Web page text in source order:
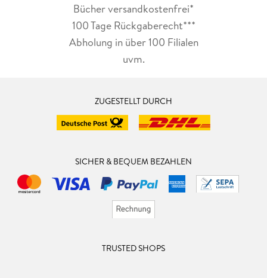
Bücher versandkostenfrei*
100 Tage Rückgaberecht***
Abholung in über 100 Filialen
uvm.
ZUGESTELLT DURCH
SICHER & BEQUEM BEZAHLEN
TRUSTED SHOPS